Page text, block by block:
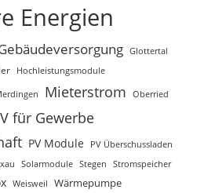
Energien
Glottertal
Hochleistungsmodule
Mieterstrom Oberried
für Gewerbe
PV Module
PV Überschussladen
Solarmodule Stegen
Stromspeicher
Weisweil Wärmepumpe